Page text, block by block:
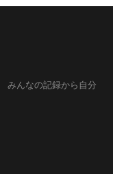
みんなの記録から自分